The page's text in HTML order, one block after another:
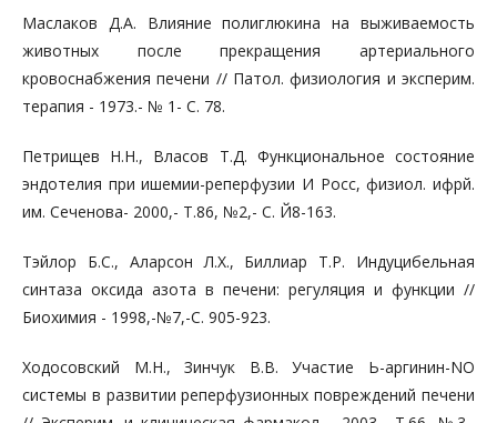
Маслаков Д.А. Влияние полиглюкина на выживаемость
животных после прекращения артериального
кровоснабжения печени // Патол. физиология и эксперим.
терапия - 1973.- № 1- С. 78.
Петрищев Н.Н., Власов Т.Д. Функциональное состояние
эндотелия при ишемии-реперфузии И Росс, физиол. ифрй.
им. Сеченова- 2000,- T.86, №2,- С. Й8-163.
Тэйлор Б.С., Аларсон Л.Х., Биллиар Т.Р. Индуцибельная
синтаза оксида азота в печени: регуляция и функции //
Биохимия - 1998,-№7,-С. 905-923.
Ходосовский М.Н., Зинчук В.В. Участие Ь-аргинин-NO
системы в развитии реперфузионных повреждений печени